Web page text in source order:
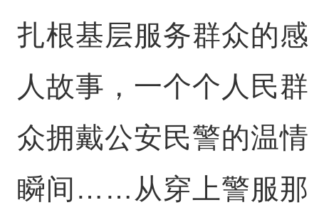
扎根基层服务群众的感
人故事，一个个人民群
众拥戴公安民警的温情
瞬间……从穿上警服那